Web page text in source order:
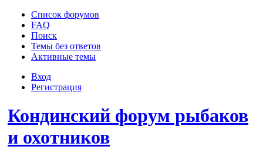
Список форумов
FAQ
Поиск
Темы без ответов
Активные темы
Вход
Регистрация
Кондинский форум рыбаков
и охотников